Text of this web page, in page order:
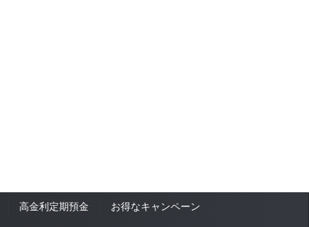
高金利定期預金
お得なキャンペーン